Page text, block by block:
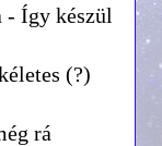
- Így készül
(?)
rá